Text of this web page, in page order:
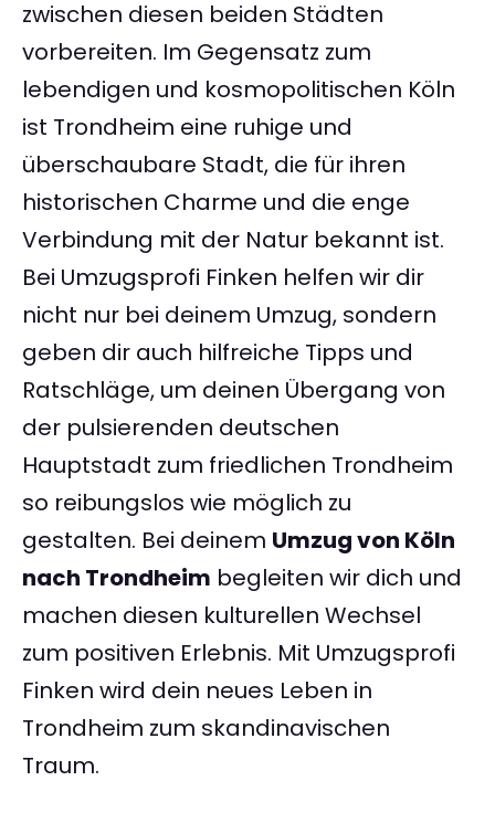
zwischen diesen beiden Städten
vorbereiten. Im Gegensatz zum
lebendigen und kosmopolitischen Köln
ist Trondheim eine ruhige und
überschaubare Stadt, die für ihren
historischen Charme und die enge
Verbindung mit der Natur bekannt ist.
Bei Umzugsprofi Finken helfen wir dir
nicht nur bei deinem Umzug, sondern
geben dir auch hilfreiche Tipps und
Ratschläge, um deinen Übergang von
der pulsierenden deutschen
Hauptstadt zum friedlichen Trondheim
so reibungslos wie möglich zu
gestalten. Bei deinem Umzug von Köln
nach Trondheim begleiten wir dich und
machen diesen kulturellen Wechsel
zum positiven Erlebnis. Mit Umzugsprofi
Finken wird dein neues Leben in
Trondheim zum skandinavischen
Traum.